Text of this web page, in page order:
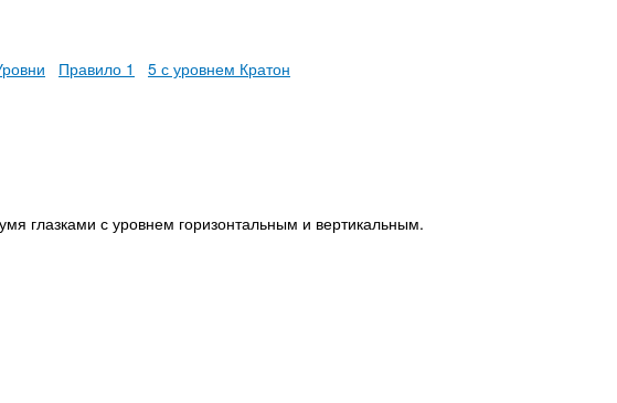
Правило 1 5 с уровнем Кратон
глазками с уровнем горизонтальным и вертикальным.